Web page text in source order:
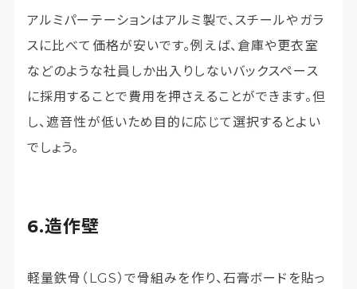
アルミパーテーションはアルミ製で、スチールやガラ
スに比べて価格が安いです。例えば、倉庫や更衣室
などのような社員しか出入りしないバックスペース
に採用することで費用を押さえることができます。但
し、遮音性が低いため目的に応じて選択するとよい
でしょう。
造作壁
軽量鉄骨（LGS）で骨組みを作り、石膏ボードを貼っ